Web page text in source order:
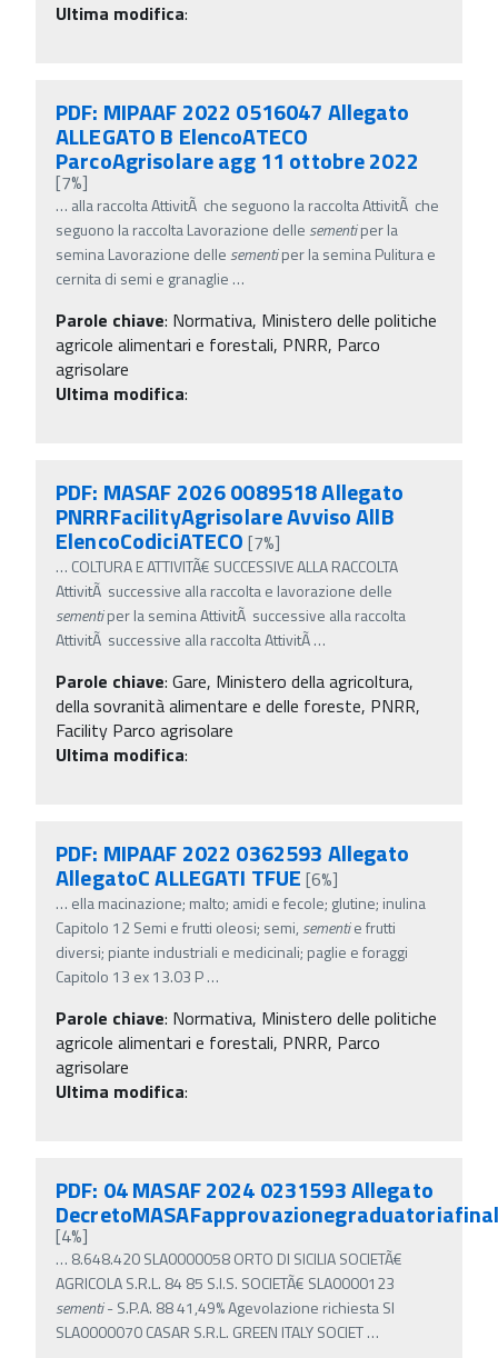
Ultima modifica:
PDF: MIPAAF 2022 0516047 Allegato
ALLEGATO B ElencoATECO
ParcoAgrisolare agg 11 ottobre 2022
[7%]
… alla raccolta AttivitÃ che seguono la raccolta AttivitÃ che
seguono la raccolta Lavorazione delle sementiper la
semina Lavorazione delle sementiper la semina Pulitura e
cernita di semi e granaglie …
Parole chiave: Normativa, Ministero delle politiche
agricole alimentari e forestali, PNRR, Parco
agrisolare
Ultima modifica:
PDF: MASAF 2026 0089518 Allegato
PNRRFacilityAgrisolare Avviso AllB
ElencoCodiciATECO [7%]
… COLTURA E ATTIVITÃ€ SUCCESSIVE ALLA RACCOLTA
AttivitÃ successive alla raccolta e lavorazione delle
sementiper la semina AttivitÃ successive alla raccolta
AttivitÃ successive alla raccolta AttivitÃ…
Parole chiave: Gare, Ministero della agricoltura,
della sovranità alimentare e delle foreste, PNRR,
Facility Parco agrisolare
Ultima modifica:
PDF: MIPAAF 2022 0362593 Allegato
AllegatoC ALLEGATI TFUE [6%]
… ella macinazione; malto; amidi e fecole; glutine; inulina
Capitolo 12 Semi e frutti oleosi; semi, sementie frutti
diversi; piante industriali e medicinali; paglie e foraggi
Capitolo 13 ex 13.03 P…
Parole chiave: Normativa, Ministero delle politiche
agricole alimentari e forestali, PNRR, Parco
agrisolare
Ultima modifica:
PDF: 04 MASAF 2024 0231593 Allegato
[4%]
… 8.648.420 SLA0000058 ORTO DI SICILIA SOCIETÃ€
AGRICOLA S.R.L. 84 85 S.I.S. SOCIETÃ€ SLA0000123
sementi- S.P.A. 88 41,49% Agevolazione richiesta SI
SLA0000070 CASAR S.R.L. GREEN ITALY SOCIET…